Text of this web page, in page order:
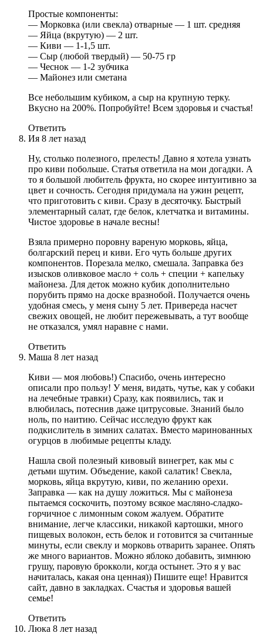
Простые компоненты:
— Морковка (или свекла) отварные — 1 шт. средняя
— Яйца (вкрутую) — 2 шт.
— Киви — 1-1,5 шт.
— Сыр (любой твердый) — 50-75 гр
— Чеснок — 1-2 зубчика
— Майонез или сметана
Все небольшим кубиком, а сыр на крупную терку.
Вкусно на 200%. Попробуйте! Всем здоровья и счастья!
Ответить
Ия 8 лет назад
Ну, столько полезного, прелесть! Давно я хотела узнать
про киви побольше. Статья ответила на мои догадки. А
то я большой любитель фрукта, но скорее интуитивно за
цвет и сочность. Сегодня придумала на ужин рецепт,
что приготовить с киви. Сразу в десяточку. Быстрый
элементарный салат, где белок, клетчатка и витамины.
Чистое здоровье в начале весны!
Взяла примерно поровну вареную морковь, яйца,
болгарский перец и киви. Его чуть больше других
компонентов. Порезала мелко, смешала. Заправка без
изысков оливковое масло + соль + специи + капельку
майонеза. Для деток можно кубик дополнительно
порубить прямо на доске вразнобой. Получается очень
удобная смесь, у меня сыну 5 лет. Привереда насчет
свежих овощей, не любит пережевывать, а тут вообще
не отказался, умял наравне с нами.
Ответить
Маша 8 лет назад
Киви — моя любовь!) Спасибо, очень интересно
описали про пользу! У меня, видать, чутье, как у собаки
на лечебные травки) Сразу, как появились, так и
влюбилась, потеснив даже цитрусовые. Знаний было
ноль, по наитию. Сейчас исследую фрукт как
подкислитель в зимних салатах. Вместо маринованных
огурцов в любимые рецепты кладу.
Нашла свой полезный кивовый винегрет, как мы с
детьми шутим. Объедение, какой салатик! Свекла,
морковь, яйца вкрутую, киви, по желанию орехи.
Заправка — как на душу ложиться. Мы с майонеза
пытаемся соскочить, поэтому всякое масляно-сладко-
горчичное с лимонным соком жалуем. Обратите
внимание, легче классики, никакой картошки, много
пищевых волокон, есть белок и готовится за считанные
минуты, если свеклу и морковь отварить заранее. Опять
же много вариантов. Можно яблоко добавить, зимнюю
грушу, паровую брокколи, когда остынет. Это я у вас
начиталась, какая она ценная)) Пишите еще! Нравится
сайт, давно в закладках. Счастья и здоровья вашей
семье!
Ответить
Люка 8 лет назад